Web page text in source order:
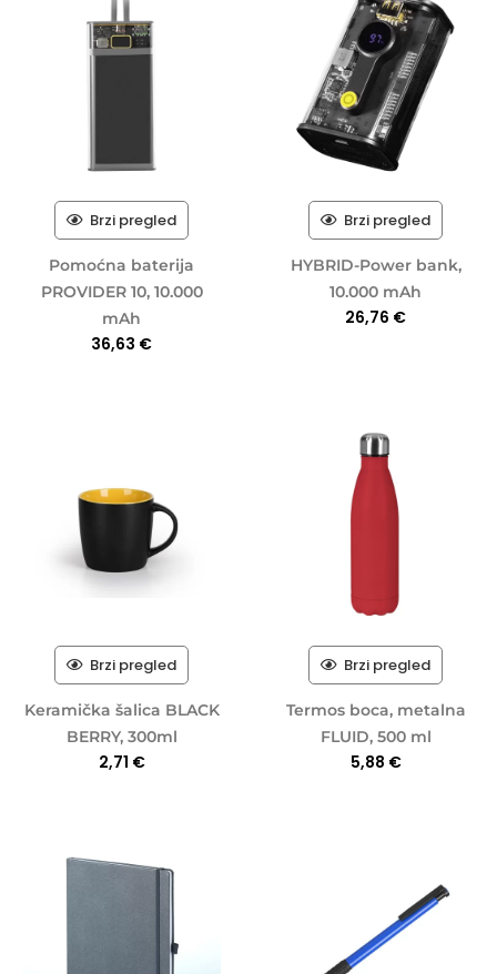
Brzi pregled
Pomoćna baterija
PROVIDER 10, 10.000
mAh
36,63 €
Brzi pregled
HYBRID-Power bank,
10.000 mAh
26,76 €
Brzi pregled
Keramička šalica BLACK
BERRY, 300ml
2,71 €
Brzi pregled
Termos boca, metalna
FLUID, 500 ml
5,88 €